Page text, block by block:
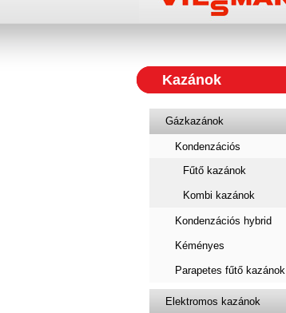
Kazánok
Gázkazánok
Kondenzációs
Fűtő kazánok
Kombi kazánok
Kondenzációs hybrid
Kéményes
Parapetes fűtő kazánok
Elektromos kazánok